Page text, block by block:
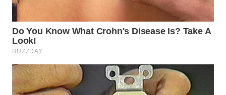
WN
SUMEDANG
WN
CIANJUR